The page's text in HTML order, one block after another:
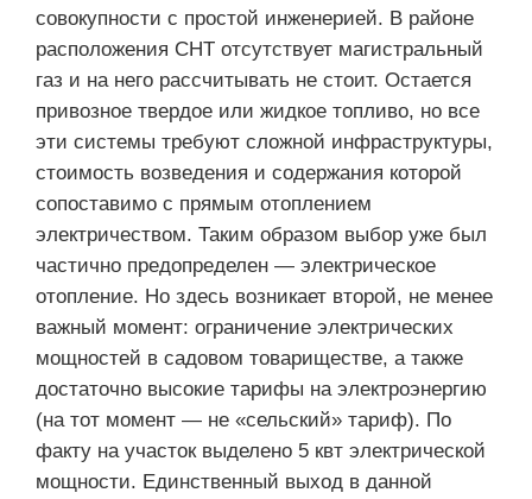
совокупности с простой инженерией. В районе
расположения СНТ отсутствует магистральный
газ и на него рассчитывать не стоит. Остается
привозное твердое или жидкое топливо, но все
эти системы требуют сложной инфраструктуры,
стоимость возведения и содержания которой
сопоставимо с прямым отоплением
электричеством. Таким образом выбор уже был
частично предопределен — электрическое
отопление. Но здесь возникает второй, не менее
важный момент: ограничение электрических
мощностей в садовом товариществе, а также
достаточно высокие тарифы на электроэнергию
(на тот момент — не «сельский» тариф). По
факту на участок выделено 5 квт электрической
мощности. Единственный выход в данной